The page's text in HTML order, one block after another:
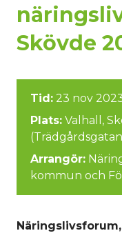
Skövde
Tid: 23 nov
Plats: Valhall,
Arrangör:
kommun och